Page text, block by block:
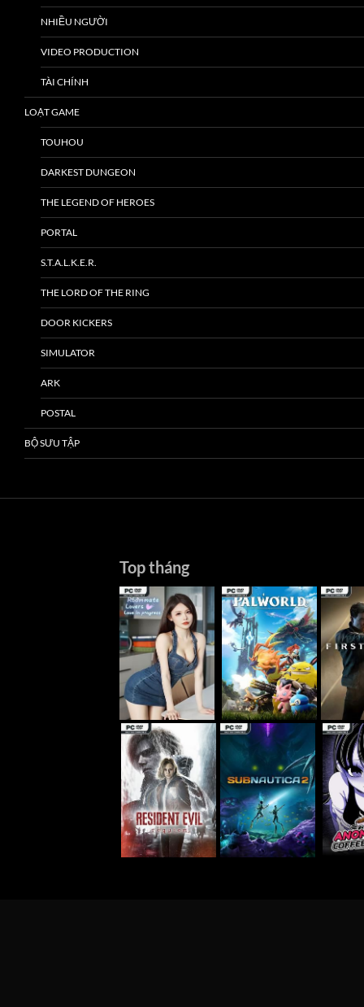
NHIỀU NGƯỜI
VIDEO PRODUCTION
TÀI CHÍNH
LOẠT GAME
TOUHOU
DARKEST DUNGEON
THE LEGEND OF HEROES
PORTAL
S.T.A.L.K.E.R.
THE LORD OF THE RING
DOOR KICKERS
SIMULATOR
ARK
POSTAL
BỘ SƯU TẬP
Top tháng